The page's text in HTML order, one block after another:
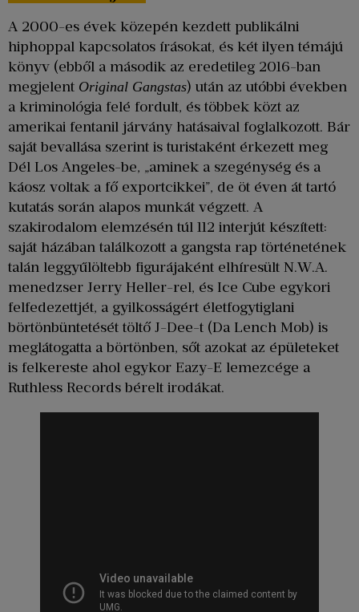
A 2000-es évek közepén kezdett publikálni
hiphoppal kapcsolatos írásokat, és két ilyen témájú
könyv (ebből a második az eredetileg 2016-ban
megjelent Original Gangstas) után az utóbbi években
a kriminológia felé fordult, és többek közt az
amerikai fentanil járvány hatásaival foglalkozott. Bár
saját bevallása szerint is turistaként érkezett meg
Dél Los Angeles-be, „aminek a szegénység és a
káosz voltak a fő exportcikkei”, de öt éven át tartó
kutatás során alapos munkát végzett. A
szakirodalom elemzésén túl 112 interjút készített:
saját házában találkozott a gangsta rap történetének
talán leggyűlöltebb figurájaként elhíresült N.W.A.
menedzser Jerry Heller-rel, és Ice Cube egykori
felfedezettjét, a gyilkosságért életfogytiglani
börtönbüntetését töltő J-Dee-t (Da Lench Mob) is
meglátogatta a börtönben, sőt azokat az épületeket
is felkereste ahol egykor Eazy-E lemezcége a
Ruthless Records bérelt irodákat.